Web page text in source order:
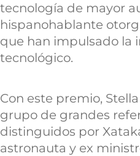
tecnología de mayor
hispanohablante
que han impulsado la
tecnológico.
Con este premio,
grupo de grandes
distinguidos por
astronauta y ex